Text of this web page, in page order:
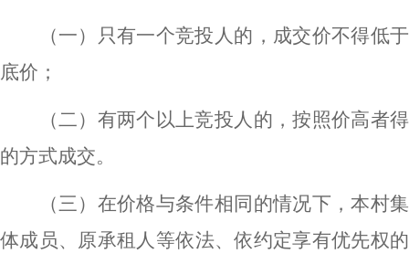
（一）只有一个竞投人的，成交价不得低于
底价；
（二）有两个以上竞投人的，按照价高者得
的方式成交。
（三）在价格与条件相同的情况下，本村集
体成员、原承租人等依法、依约定享有优先权的